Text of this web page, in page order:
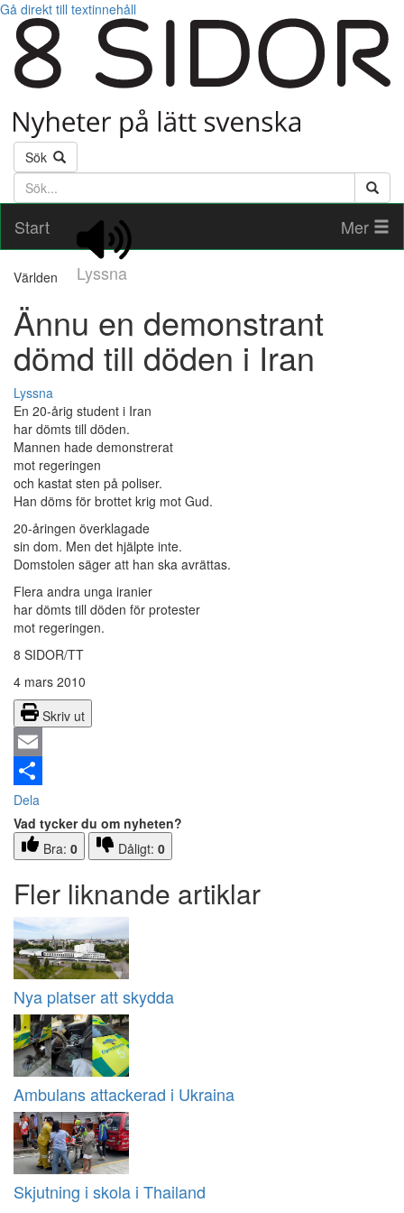
Gå direkt till textinnehåll
Sök
Söktext
Start
Lyssna
Mer
Världen
Ännu en demonstrant
dömd till döden i Iran
Lyssna
En 20-årig student i Iran
har dömts till döden.
Mannen hade demonstrerat
mot regeringen
och kastat sten på poliser.
Han döms för brottet krig mot Gud.
20-åringen överklagade
sin dom. Men det hjälpte inte.
Domstolen säger att han ska avrättas.
Flera andra unga iranier
har dömts till döden för protester
mot regeringen.
8 SIDOR/TT
4 mars 2010
Skriv ut
Email
Dela
Vad tycker du om nyheten?
Bra: 0 Dåligt: 0
Fler liknande artiklar
Nya platser att skydda
Ambulans attackerad i Ukraina
Skjutning i skola i Thailand